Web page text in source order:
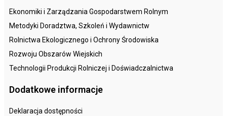
Ekonomiki i Zarządzania Gospodarstwem Rolnym
Metodyki Doradztwa, Szkoleń i Wydawnictw
Rolnictwa Ekologicznego i Ochrony Środowiska
Rozwoju Obszarów Wiejskich
Technologii Produkcji Rolniczej i Doświadczalnictwa
Dodatkowe informacje
Deklaracja dostępności